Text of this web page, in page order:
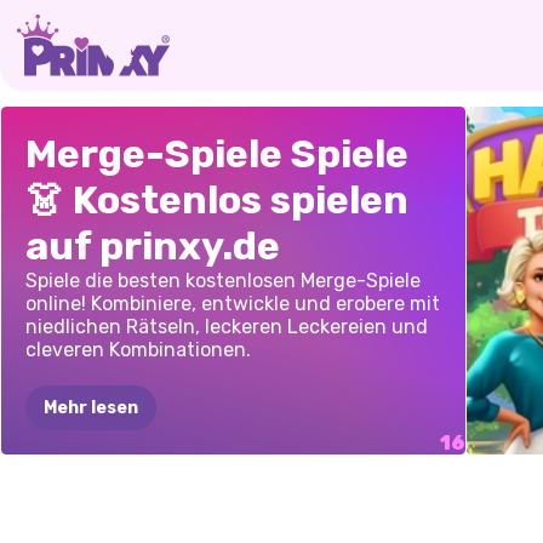
WORLD
MERGE:
DER
WEG
ZUR
BÜHNE
K-POP
HUNTERS
SQUID
ALLE
ZUSAMMENFÜHRUNGFINDE
DEINE
LIEBE
NEUE
Merge-Spiele Spiele
👗 Kostenlos spielen
auf prinxy.de
Spiele die besten kostenlosen Merge-Spiele
online! Kombiniere, entwickle und erobere mit
niedlichen Rätseln, leckeren Leckereien und
cleveren Kombinationen.
Mehr lesen